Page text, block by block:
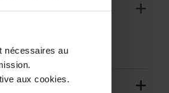
nécessaires au
aux cookies.